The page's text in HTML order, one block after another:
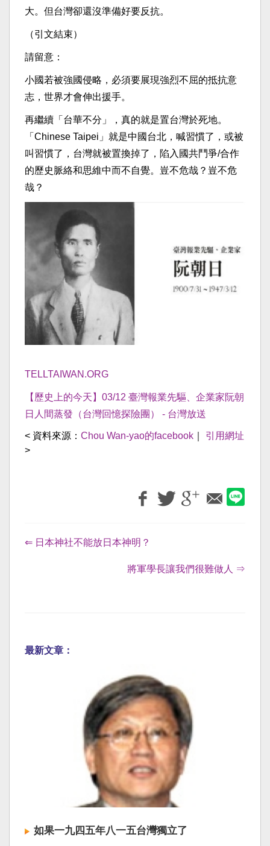
大。但台灣卻還沒準備好要反抗。
（引文結束）
請留意：
小國若被強國侵略，必須要展現強烈不屈的抵抗意
志，世界才會伸出援手。
再繼續「台華不分」，真的就是置台灣於死地。
「Chinese Taipei」就是中國台北，喊習慣了，或被
叫習慣了，台灣就被置換掉了，陷入國共鬥爭/合作
的歷史脈絡和思維中而不自覺。豈不危哉？豈不危
哉？
TELLTAIWAN.ORG
【歷史上的今天】03/12 臺灣報業先驅、企業家阮朝
日人間蒸發（台灣回憶探險團） - 台灣放送
< 資料來源： Chou Wan-yao的facebook
引用網址
>
⇐ 日本神社不能放日本神明？
將軍學長讓我們很難做人 ⇒
最新文章：
如果一九四五年八一五台灣獨立了